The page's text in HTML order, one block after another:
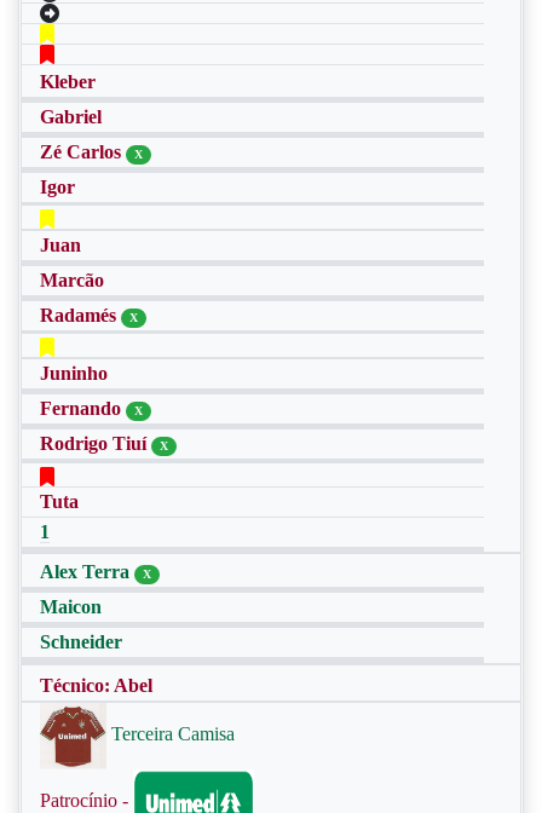
Kleber
Gabriel
Zé Carlos
X
Igor
Juan
Marcão
Radamés
X
Juninho
Fernando
X
Rodrigo Tiuí X
Tuta
1
Alex Terra
X
Maicon
Schneider
Técnico: Abel
Terceira Camisa
Patrocínio -